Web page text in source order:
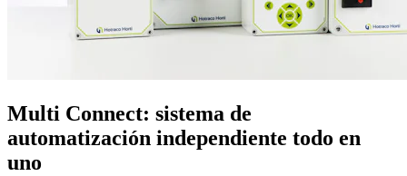
Multi Connect: sistema de
automatización independiente todo en
uno